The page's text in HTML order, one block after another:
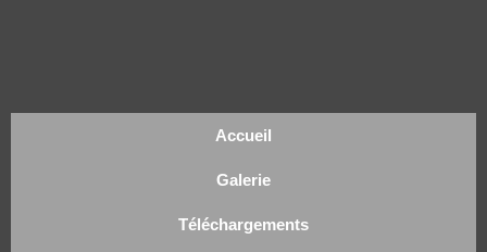
Accueil
Galerie
Téléchargements